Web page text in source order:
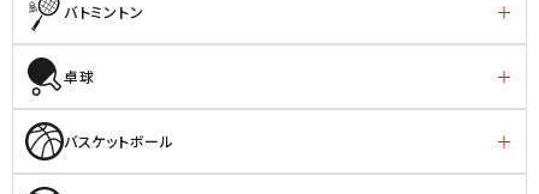
バトミントン
卓球
バスケットボール